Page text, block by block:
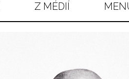
Z MÉDIÍ